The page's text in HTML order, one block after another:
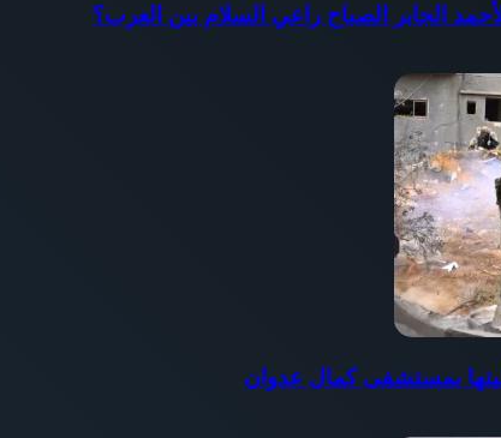
الجابر الصباح راعي السلام بين العرب؟
بمستشفى كمال عدوان